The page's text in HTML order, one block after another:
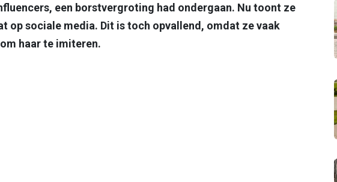
een borstvergroting had ondergaan. Nu toont ze
op sociale media. Dit is toch opvallend, omdat ze vaak
haar te imiteren.